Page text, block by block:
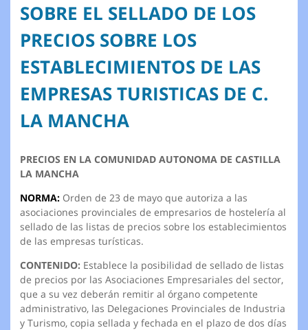
SOBRE EL SELLADO DE LOS
PRECIOS SOBRE LOS
ESTABLECIMIENTOS DE LAS
EMPRESAS TURISTICAS DE C.
LA MANCHA
PRECIOS EN LA COMUNIDAD AUTONOMA DE CASTILLA
LA MANCHA
NORMA: Orden de 23 de mayo que autoriza a las
asociaciones provinciales de empresarios de hostelería al
sellado de las listas de precios sobre los establecimientos
de las empresas turísticas.
CONTENIDO: Establece la posibilidad de sellado de listas
de precios por las Asociaciones Empresariales del sector,
que a su vez deberán remitir al órgano competente
administrativo, las Delegaciones Provinciales de Industria
y Turismo, copia sellada y fechada en el plazo de dos días